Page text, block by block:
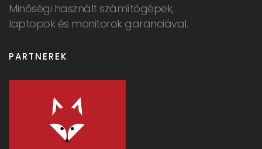
Minőségi használt számítógépek,
laptopok és monitorok garanciával.
PARTNEREK